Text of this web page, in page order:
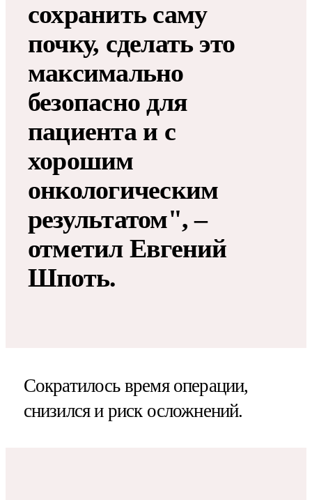
сохранить саму
почку, сделать это
максимально
безопасно для
пациента и с
хорошим
онкологическим
результатом", –
отметил Евгений
Шпоть.
Сократилось время операции,
снизился и риск осложнений.